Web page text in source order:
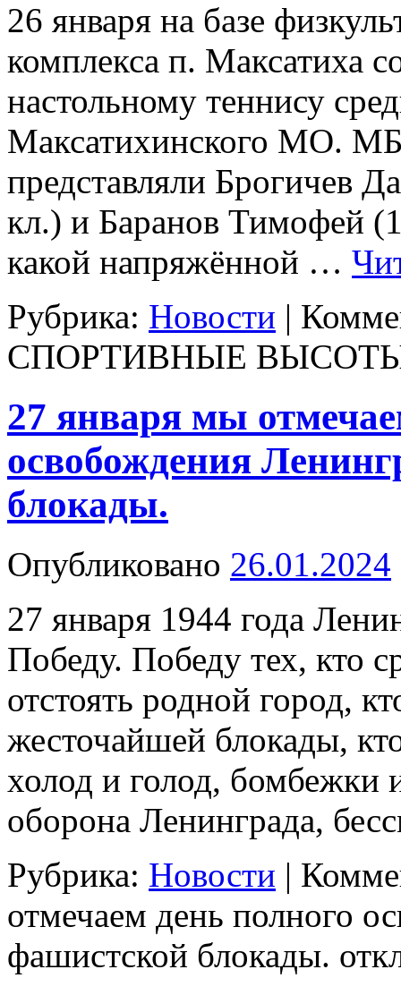
26 января на базе
комплекса п. Максатиха
настольному теннису
Максатихинского МО.
представляли Брогичев
кл.) и Баранов Тимофей
какой напряжённой …
Рубрика: Новости |
СПОРТИВНЫЕ
27 января мы
освобождения
блокады.
Опубликовано 26.01.2024
27 января 1944 года
Победу. Победу тех, кто
отстоять родной город,
жесточайшей блокады,
холод и голод, бомбежки
оборона Ленинграда,
Рубрика: Новости |
отмечаем день полного
фашистской блокады.